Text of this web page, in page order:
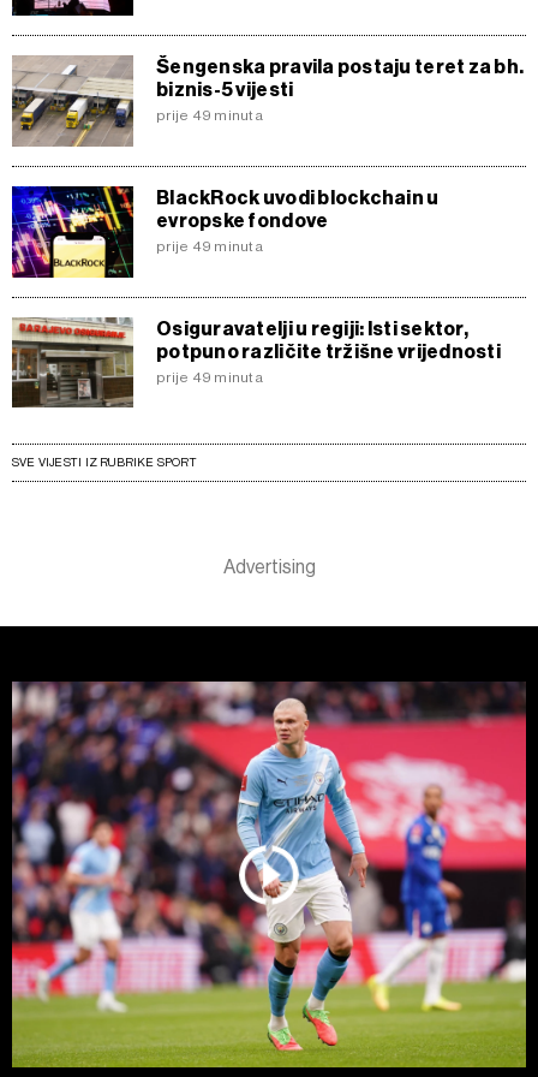
kolačića. Kolačiće u bilo kojem trenutku možete ponovno
ažurirati klikom na „Prikaži detalje“. Privolu možete u bilo
kojem trenutku povući bez negativnih posljedica.
Šengenska pravila postaju teret za bh.
biznis-5 vijesti
prije 49 minuta
BlackRock uvodi blockchain u
evropske fondove
prije 49 minuta
Osiguravatelji u regiji: Isti sektor,
potpuno različite tržišne vrijednosti
prije 49 minuta
SVE VIJESTI IZ RUBRIKE SPORT